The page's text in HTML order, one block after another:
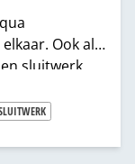
Ook als
sluitwerk.
van elkaar
elk hun
de